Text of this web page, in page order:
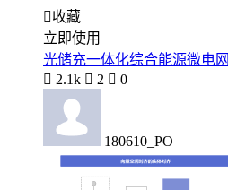
收藏
立即使用
光储充一体化综合能源微电网
 2.1k  2  0
180610_PO